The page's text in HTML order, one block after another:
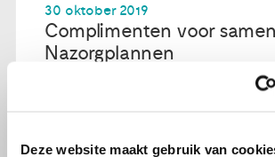
Deze website maakt gebruik van
30 oktober 2019
Complimenten voor
Nazorgplannen